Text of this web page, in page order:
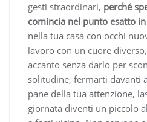
gesti straordinari, perché
comincia nel punto esatto
nella tua casa con occhi
lavoro con un cuore
accanto senza darlo per
solitudine, fermarti davanti
pane della tua attenzione,
giornata diventi un piccolo